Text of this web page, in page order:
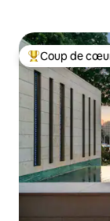
Coups de cœur
Coup de